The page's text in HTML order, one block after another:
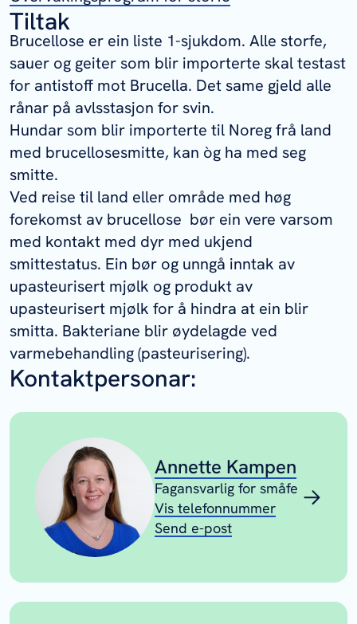
Tiltak
Brucellose er ein liste 1-sjukdom. Alle storfe,
sauer og geiter som blir importerte skal testast
for antistoff mot Brucella. Det same gjeld alle
rånar på avlsstasjon for svin.
Hundar som blir importerte til Noreg frå land
med brucellosesmitte, kan òg ha med seg
smitte.
Ved reise til land eller område med høg
forekomst av brucellose bør ein vere varsom
med kontakt med dyr med ukjend
smittestatus. Ein bør og unngå inntak av
upasteurisert mjølk og produkt av
upasteurisert mjølk for å hindra at ein blir
smitta. Bakteriane blir øydelagde ved
varmebehandling (pasteurisering).
Kontaktpersonar:
Annette Kampen
Fagansvarlig for småfe
Vis telefonnummer
Send e-post